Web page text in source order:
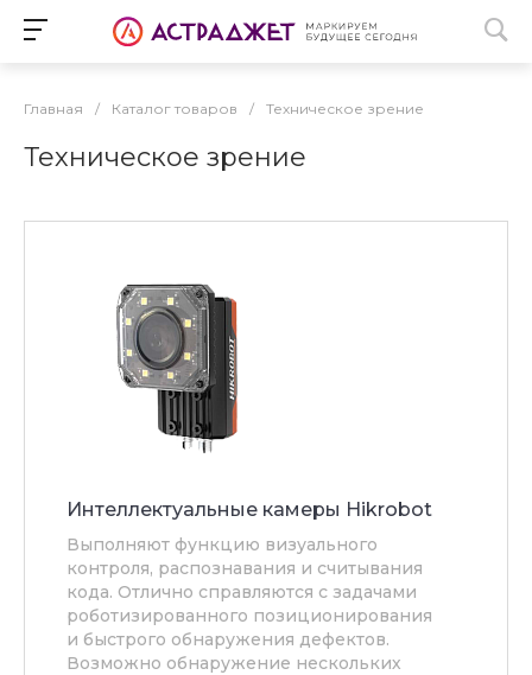
Главная / Каталог товаров / Техническое зрение
Техническое зрение
Интеллектуальные камеры Hikrobot
Выполняют функцию визуального
контроля, распознавания и считывания
кода. Отлично справляются с задачами
роботизированного позиционирования
и быстрого обнаружения дефектов.
Возможно обнаружение нескольких